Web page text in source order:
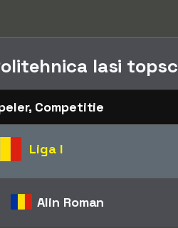
Iasi
Competitie
Liga I
Alin Roman